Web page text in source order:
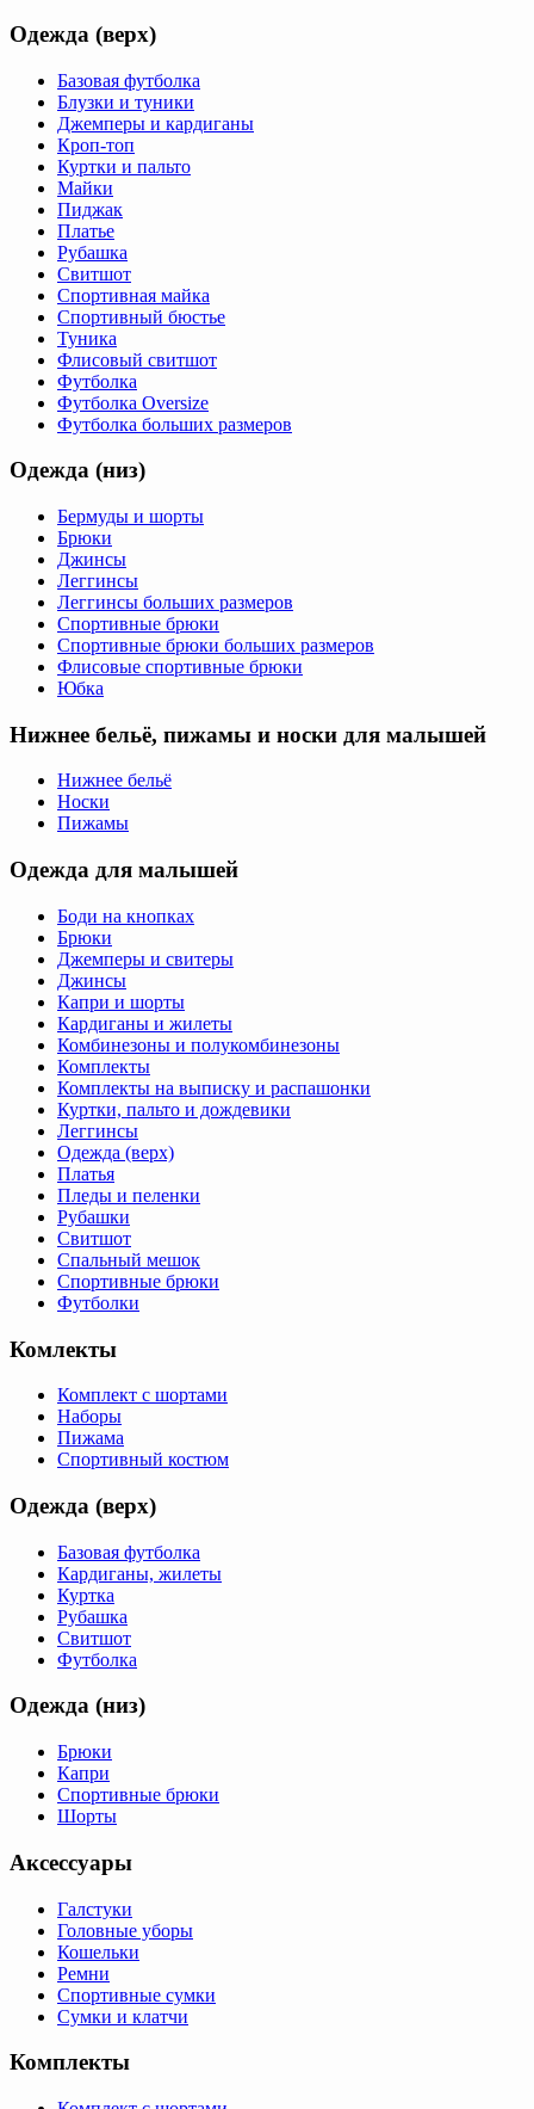
Одежда (верх)
Базовая футболка
Блузки и туники
Джемперы и кардиганы
Кроп-топ
Куртки и пальто
Майки
Пиджак
Платье
Рубашка
Свитшот
Спортивная майка
Спортивный бюстье
Туника
Флисовый свитшот
Футболка
Футболка Oversize
Футболка больших размеров
Одежда (низ)
Бермуды и шорты
Брюки
Джинсы
Леггинсы
Леггинсы больших размеров
Спортивные брюки
Спортивные брюки больших размеров
Флисовые спортивные брюки
Юбка
Нижнее бельё, пижамы и носки для малышей
Нижнее бельё
Носки
Пижамы
Одежда для малышей
Боди на кнопках
Брюки
Джемперы и свитеры
Джинсы
Капри и шорты
Кардиганы и жилеты
Комбинезоны и полукомбинезоны
Комплекты
Комплекты на выписку и распашонки
Куртки, пальто и дождевики
Леггинсы
Одежда (верх)
Платья
Пледы и пеленки
Рубашки
Свитшот
Спальный мешок
Спортивные брюки
Футболки
Комлекты
Комплект с шортами
Наборы
Пижама
Спортивный костюм
Одежда (верх)
Базовая футболка
Кардиганы, жилеты
Куртка
Рубашка
Свитшот
Футболка
Одежда (низ)
Брюки
Капри
Спортивные брюки
Шорты
Аксессуары
Галстуки
Головные уборы
Кошельки
Ремни
Спортивные сумки
Сумки и клатчи
Комплекты